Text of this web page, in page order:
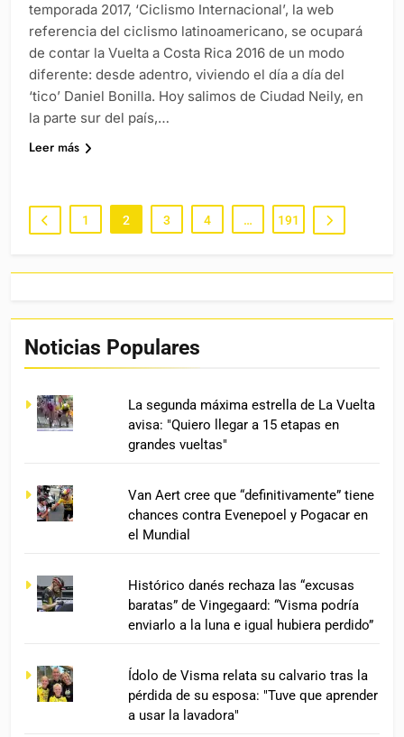
temporada 2017, ‘Ciclismo Internacional’, la web
referencia del ciclismo latinoamericano, se ocupará
de contar la Vuelta a Costa Rica 2016 de un modo
diferente: desde adentro, viviendo el día a día del
‘tico’ Daniel Bonilla. Hoy salimos de Ciudad Neily, en
la parte sur del país,…
Leer más
1 2 3 4 … 191
Noticias Populares
La segunda máxima estrella de La Vuelta
avisa: "Quiero llegar a 15 etapas en
grandes vueltas"
Van Aert cree que “definitivamente” tiene
chances contra Evenepoel y Pogacar en
el Mundial
Histórico danés rechaza las “excusas
baratas” de Vingegaard: “Visma podría
enviarlo a la luna e igual hubiera perdido”
Ídolo de Visma relata su calvario tras la
pérdida de su esposa: "Tuve que aprender
a usar la lavadora"